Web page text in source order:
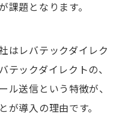
課題となります。
はレバテックダイレク
テックダイレクトの、
ル送信という特徴が、
が導入の理由です。